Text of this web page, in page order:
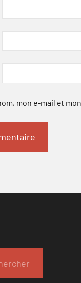
mon e-mail et